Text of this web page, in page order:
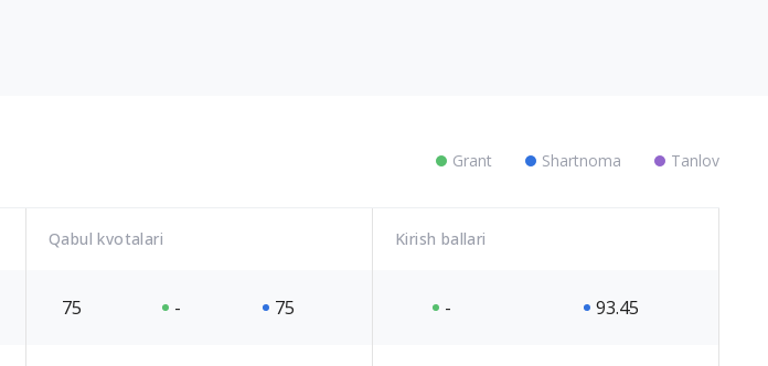
Grant Shartnoma Tanlov
Qabul kvotalari Kirish ballari
75 - 75 - 93.45